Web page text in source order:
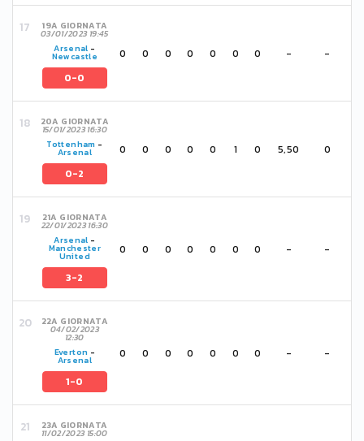
19A GIORNATA
03/01/2023 19:45
Arsenal -
Newcastle
0-0
0 0 0 0 0 0 0 - -
20A GIORNATA
15/01/2023 16:30
Tottenham -
Arsenal
0-2
0 0 0 0 0 1 0 5,50 0
21A GIORNATA
22/01/2023 16:30
Arsenal -
Manchester
United
3-2
0 0 0 0 0 0 0 - -
22A GIORNATA
04/02/2023
12:30
Everton -
Arsenal
1-0
0 0 0 0 0 0 0 - -
23A GIORNATA
11/02/2023 15:00